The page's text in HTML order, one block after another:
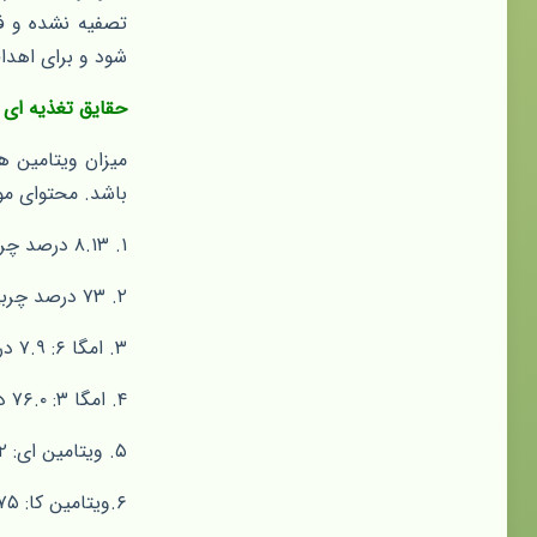
تصفیه نشده و
شود و برای
حقایق تغذیه ای
میزان
باشد. محتوای مواد مغذی موجود
۱. ۸.۱۳ درصد چربی اشباع
۲. ۷۳ درصد چربی تک اشباع نشده (که عمدتاً اولئیک اسید است.)
۳. امگا ۶: ۷.۹ درصد
۴. امگا ۳: ۷۶.۰ درصد
۵. ویتامین ای: ۷۲ درصد نیاز روزانه
۶.ویتامین کا: ۷۵ درصد نیاز روزانه